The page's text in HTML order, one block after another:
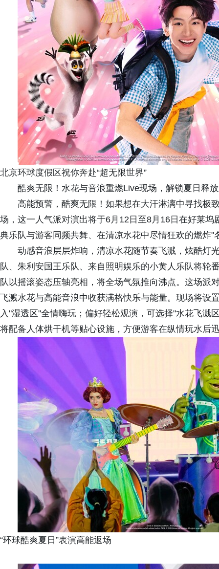
北京环球度假区祝你奔赴“超无限世界”
酷爽无限！水花与音浪重燃Live现场，解锁夏日释
高能预警，酷爽无限！如果想在大汗淋漓中寻找极
场，这一人气派对演出将于6月12日至8月16日在好莱
典乐队与游客同频共舞、在清凉水花中尽情狂欢的燃炸"
动感音浪层层炸响，清凉水花随节奏飞溅，炫酷
队、朱利安国王乐队、来自照明娱乐的小黄人乐队将轮
队以摇滚姿态压轴亮相，将全场气氛推向沸点。这场派
飞溅水花与高能音浪中收获满格快乐与能量。现场将
入"湿透区"全情嗨玩；偏好轻松观演，可选择"水花飞溅
将配备人体烘干机等贴心设施，方便游客在纵情玩水后
“环球酷爽夏日”表演高能返场